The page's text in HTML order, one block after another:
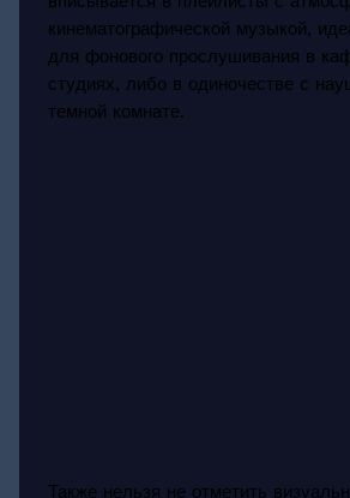
кинематографической музыкой,
для фонового прослушивания в
студиях, либо в одиночестве с
темной комнате.
Также нельзя не отметить